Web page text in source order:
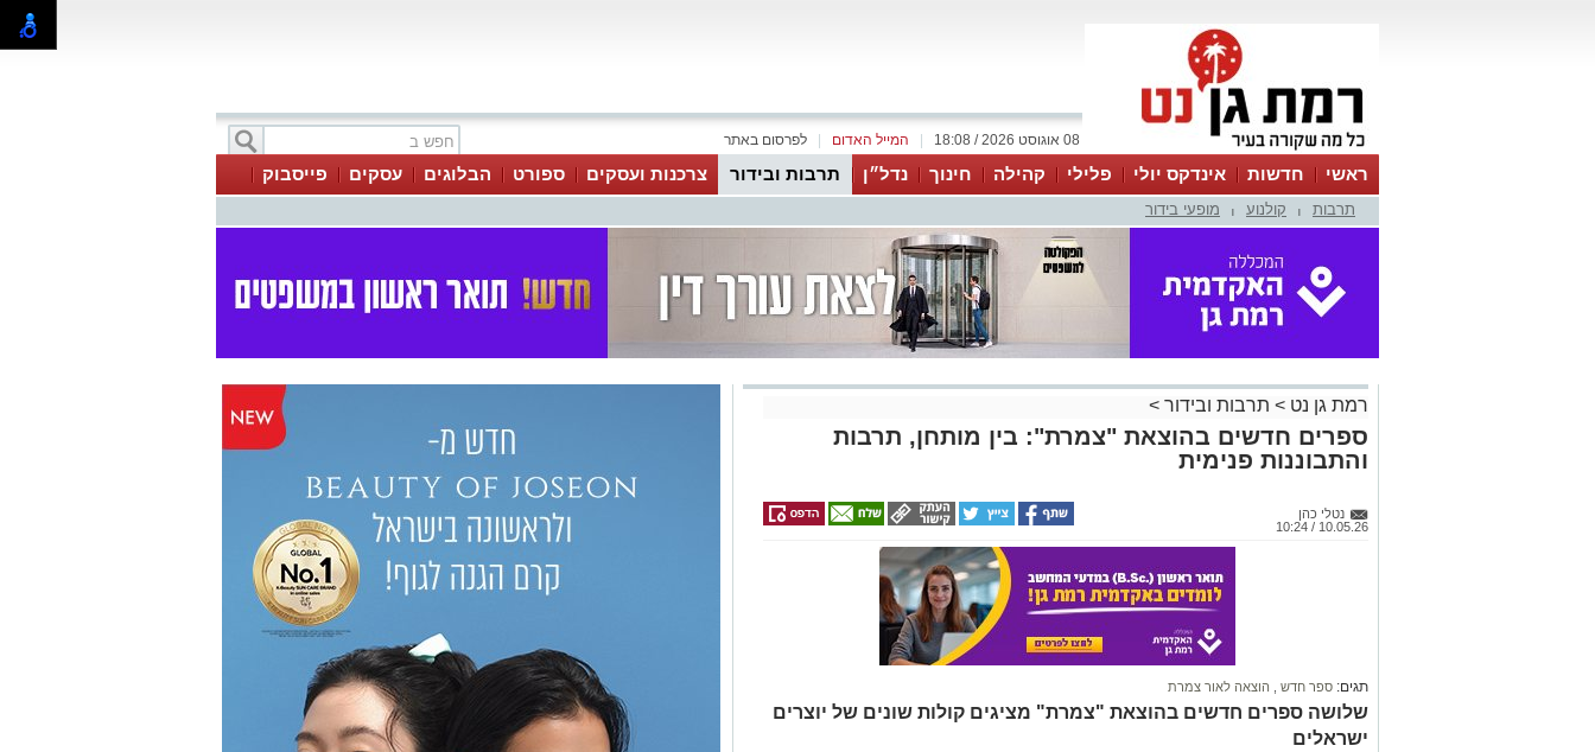
לפרסום באתר המייל האדום 08 אוגוסט 2026 / 18:08
ראשי חדשות אינדקס יולי פלילי קהילה חינוך נדל״ן תרבות ובידור צרכנות ועסקים ספורט הבלוגים עסקים
פייסבוק
ווטסאפ
תרבות קולנוע מופעי בידור
רמת גן נט > תרבות ובידור >
ספרים חדשים בהוצאת "צמרת": בין מותחן, תרבות
והתבוננות פנימית
נטלי כהן
10.05.26 / 10:24
תגים: ספר חדש הוצאה לאור צמרת
שלושה ספרים חדשים בהוצאת "צמרת" מציגים קולות שונים של יוצרים
ישראלים